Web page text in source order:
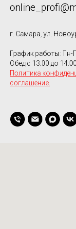
г. Самара, ул.
График работы: Пн-
Обед с 13.00 до 14.00
Политика
соглашение.